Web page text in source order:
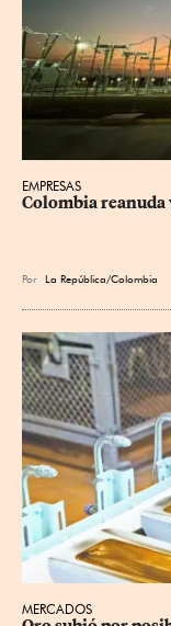
EMPRESAS
Colombia reanuda
Por La República/Colombia
MERCADOS